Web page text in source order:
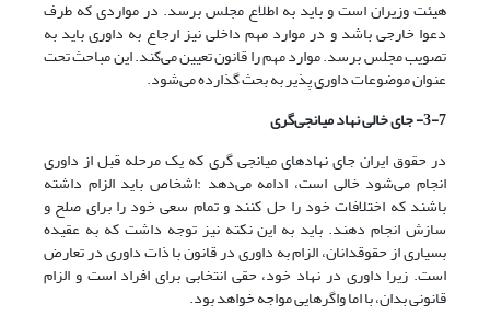
هیئت وزیران است و باید به اطلاع مجلس برسد. در مواردی که طرف
دعوا خارجی باشد و در موارد مهم داخلی نیز ارجاع به داوری باید به
تصویب مجلس برسد. موارد مهم را قانون تعیین می‌کند. این مباحث تحت
عنوان موضوعات داوری پذیر به بحث گذارده می‌‌‌شود.
3-7- جای خالی نهاد میانجی‌گری
در حقوق ایران جای نهادهای میانجی گری که یک مرحله قبل از داوری
انجام می‌‌‌شود خالی است، ادامه می‌‌‌دهد :اشخاص باید الزام داشته
باشند که اختلافات خود را حل کنند و تمام سعی خود را برای صلح و
سازش انجام دهند. باید به این نکته نیز توجه داشت که به عقیده
بسیاری از حقوقدانان، الزام به داوری در قانون با ذات داوری در تعارض
است. زیرا داوری در نهاد خود، حقی انتخابی برای افراد است و الزام
قانونی بدان، با اما واگرهایی مواجه خواهد بود.